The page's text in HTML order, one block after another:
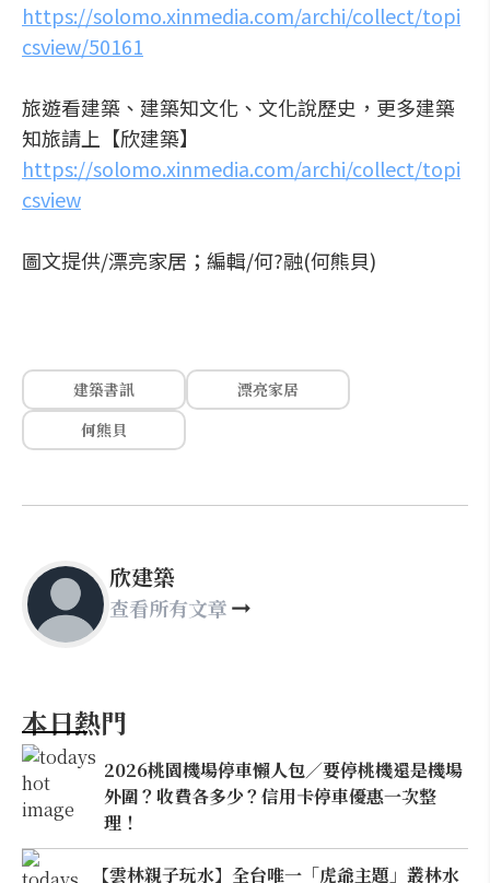
https://solomo.xinmedia.com/archi/collect/topi
csview/50161
旅遊看建築、建築知文化、文化說歷史，更多建築
知旅請上【欣建築】
https://solomo.xinmedia.com/archi/collect/topi
csview
圖文提供/漂亮家居；編輯/何?融(何熊貝)
建築書訊
漂亮家居
何熊貝
欣建築
查看所有文章
本日熱門
2026桃園機場停車懶人包／要停桃機還是機場
外圍？收費各多少？信用卡停車優惠一次整
理！
【雲林親子玩水】全台唯一「虎爺主題」叢林水